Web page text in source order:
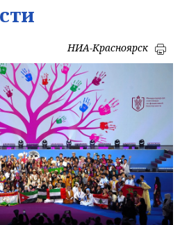
НИА-Красноярск